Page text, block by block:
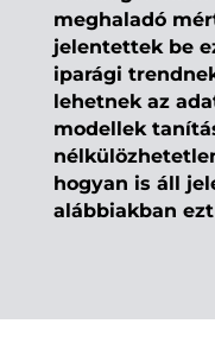
meghaladó
jelentettek be
iparági
lehetnek az
modellek
hogyan is áll
alábbiakban